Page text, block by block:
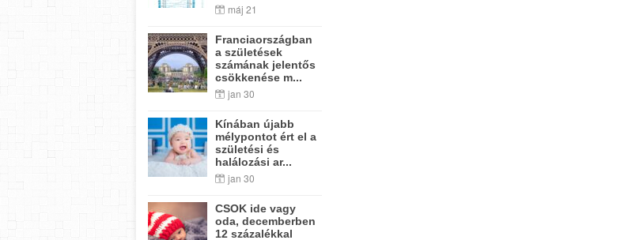
máj 21
Franciaországban
a születések
számának jelentős
csökkenése m...
jan 30
Kínában újabb
mélypontot ért el a
születési és
halálozási ar...
jan 30
CSOK ide vagy
oda, decemberben
12 százalékkal